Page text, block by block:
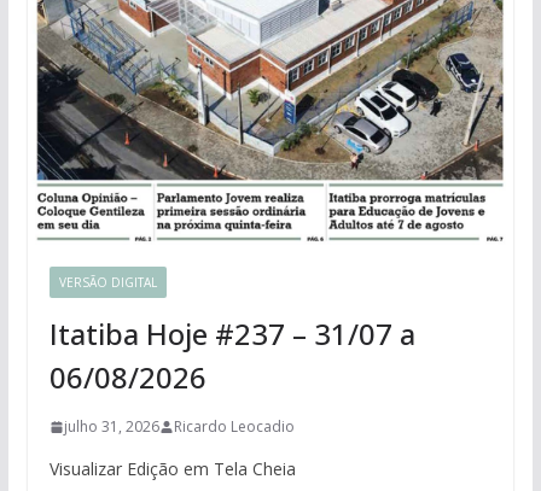
VERSÃO DIGITAL
Itatiba Hoje #237 – 31/07 a
06/08/2026
julho 31, 2026 Ricardo Leocadio
Visualizar Edição em Tela Cheia